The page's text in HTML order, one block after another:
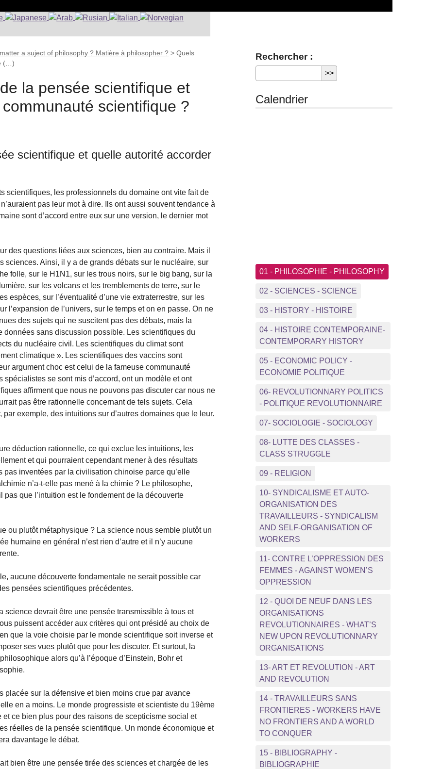
a suject of philosophy ? Matière à philosopher ? >Quels
(…)
la pensée scientifique et
scientifique ?
scientifique et quelle autorité accorder
scientifiques, les professionnels du domaine ont vite fait de
pas leur mot à dire. Ils ont aussi souvent tendance à
sont d’accord entre eux sur une version, le dernier mot
des questions liées aux sciences, bien au contraire. Mais il
Ainsi, il y a de grands débats sur le nucléaire, sur
folle, sur le H1N1, sur les trous noirs, sur le big bang, sur la
sur les volcans et les tremblements de terre, sur le
espèces, sur l’éventualité d’une vie extraterrestre, sur les
l’expansion de l’univers, sur le temps et on en passe. On ne
des sujets qui ne suscitent pas des débats, mais la
données sans discussion possible. Les scientifiques du
du nucléaire civil. Les scientifiques du climat sont
climatique ». Les scientifiques des vaccins sont
argument choc est celui de la fameuse communauté
se sont mis d’accord, ont un modèle et ont
affirment que nous ne pouvons pas discuter car nous ne
pas être rationnelle concernant de tels sujets. Cela
exemple, des intuitions sur d’autres domaines que le leur.
déduction rationnelle, ce qui exclue les intuitions, les
et qui pourraient cependant mener à des résultats
pas inventées par la civilisation chinoise parce qu’elle
n’a-t-elle pas mené à la chimie ? Le philosophe,
que l’intuition est le fondement de la découverte
ou plutôt métaphysique ? La science nous semble plutôt un
humaine en général n’est rien d’autre et il n’y aucune
aucune découverte fondamentale ne serait possible car
pensées scientifiques précédentes.
science devrait être une pensée transmissible à tous et
puissent accéder aux critères qui ont présidé au choix de
que la voie choisie par le monde scientifique soit inverse et
ses vues plutôt que pour les discuter. Et surtout, la
alors qu’à l’époque d’Einstein, Bohr et
placée sur la défensive et bien moins crue par avance
en a moins. Le monde progressiste et scientiste du 19ème
ce bien plus pour des raisons de scepticisme social et
réelles de la pensée scientifique. Un monde économique et
davantage le débat.
bien être une pensée tirée des sciences et chargée de les
Rechercher :
Calendrier
01 - PHILOSOPHIE - PHILOSOPHY
02 - SCIENCES - SCIENCE
03 - HISTORY - HISTOIRE
04 - HISTOIRE CONTEMPORAINE-
CONTEMPORARY HISTORY
05 - ECONOMIC POLICY -
ECONOMIE POLITIQUE
06- REVOLUTIONNARY POLITICS
- POLITIQUE REVOLUTIONNAIRE
07- SOCIOLOGIE - SOCIOLOGY
08- LUTTE DES CLASSES -
CLASS STRUGGLE
09 - RELIGION
10- SYNDICALISME ET AUTO-
ORGANISATION DES
TRAVAILLEURS - SYNDICALISM
AND SELF-ORGANISATION OF
WORKERS
11- CONTRE L’OPPRESSION DES
FEMMES - AGAINST WOMEN’S
OPPRESSION
12 - QUOI DE NEUF DANS LES
ORGANISATIONS
REVOLUTIONNAIRES - WHAT’S
NEW UPON REVOLUTIONNARY
ORGANISATIONS
13- ART ET REVOLUTION - ART
AND REVOLUTION
14 - TRAVAILLEURS SANS
FRONTIERES - WORKERS HAVE
NO FRONTIERS AND A WORLD
TO CONQUER
15 - BIBLIOGRAPHY -
BIBLIOGRAPHIE